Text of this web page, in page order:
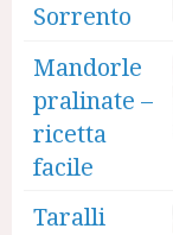
Sorrento
Mandorle
pralinate –
ricetta
facile
Taralli